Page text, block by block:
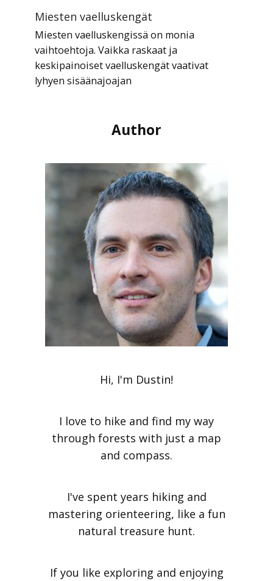
Miesten vaelluskengät
Miesten vaelluskengissä on monia
vaihtoehtoja. Vaikka raskaat ja
keskipainoiset vaelluskengät vaativat
lyhyen sisäänajoajan
Author
Hi, I'm Dustin!
I love to hike and find my way
through forests with just a map
and compass.
I've spent years hiking and
mastering orienteering, like a fun
natural treasure hunt.
If you like exploring and enjoying